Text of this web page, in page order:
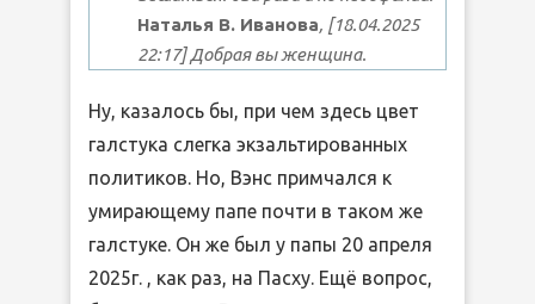
Наталья В. Иванова, [18.04.2025
22:17] Добрая вы женщина.
Ну, казалось бы, при чем здесь цвет
галстука слегка экзальтированных
политиков. Но, Вэнс примчался к
умирающему папе почти в таком же
галстуке. Он же был у папы 20 апреля
2025г. , как раз, на Пасху. Ещё вопрос,